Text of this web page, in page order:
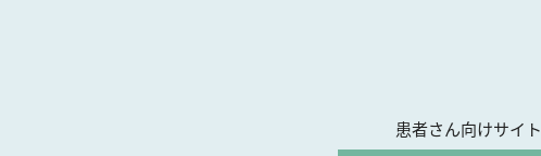
患者さん向けサイト